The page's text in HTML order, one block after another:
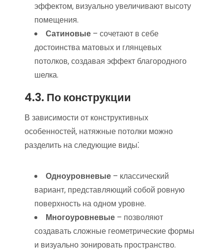
эффектом‚ визуально увеличивают высоту
помещения.
Сатиновые – сочетают в себе
достоинства матовых и глянцевых
потолков‚ создавая эффект благородного
шелка.
4.3. По конструкции
В зависимости от конструктивных
особенностей‚ натяжные потолки можно
разделить на следующие виды⁚
Одноуровневые – классический
вариант‚ представляющий собой ровную
поверхность на одном уровне.
Многоуровневые – позволяют
создавать сложные геометрические формы
и визуально зонировать пространство.